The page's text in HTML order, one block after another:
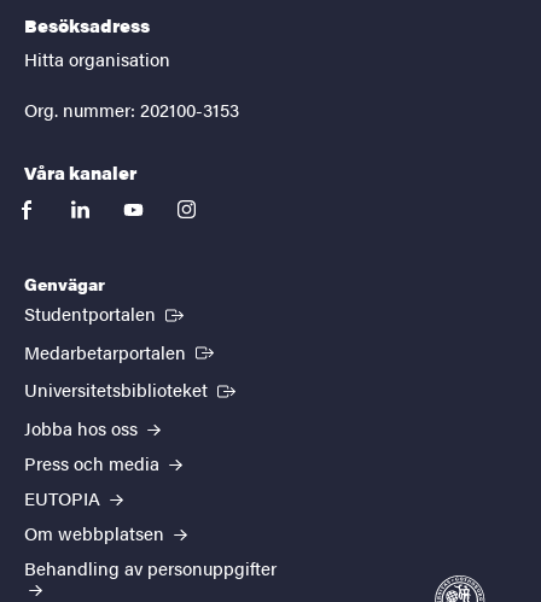
Besöksadress
Hitta organisation
Org. nummer: 202100-3153
Våra kanaler
facebooklinkedinyoutubeinstagram
Genvägar
Studentportalen (Extern länk)
Medarbetarportalen (Extern länk)
Universitetsbiblioteket (Extern länk)
Jobba hos oss
Press och media
EUTOPIA
Om webbplatsen
Behandling av personuppgifter